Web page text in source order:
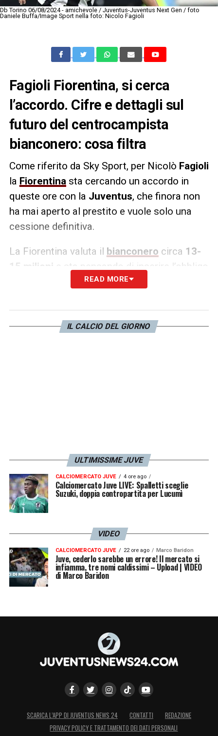
Db Torino 06/08/2024 - amichevole / Juventus-Juventus Next Gen / foto
Daniele Buffa/Image Sport nella foto: Nicolo Fagioli
Fagioli Fiorentina, si cerca
l’accordo. Cifre e dettagli sul
futuro del centrocampista
bianconero: cosa filtra
Come riferito da Sky Sport, per Nicolò Fagioli
la Fiorentinasta cercando un accordo in
queste ore con la Juventus, che finora non
ha mai aperto al prestito e vuole solo una
cessione definitiva.
La Fiorentina valuta il bianconero circa 13-
15 milioni
e sta pensando di inserire l’obbligo
di riscatto nella trattativa per
per il futuro di Fagioli in casa Juve.
READ MORE
IL CALCIO DEL GIORNO
ULTIMISSIME JUVE
CALCIOMERCATO JUVE 4 ore ago
Calciomercato Juve LIVE: Spalletti sceglie
Suzuki, doppia contropartita per Lucumì
VIDEO
CALCIOMERCATO JUVE 22 ore ago Marco Baridon
Juve, cederlo sarebbe un errore! Il mercato si
infiamma, tre nomi caldissimi – Upload | VIDEO
di Marco Baridon
SCARICA L’APP DI JUVENTUS NEWS 24 CONTATTI
REDAZIONE
PRIVACY POLICY E TRATTAMENTO DEI DATI PERSONALI